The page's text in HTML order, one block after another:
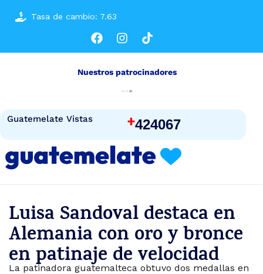
Tasa de cambio: 7.63
Guatemelate Vistas +424067
Nuestros patrocinadores
Luisa Sandoval destaca en
Alemania con oro y bronce
en patinaje de velocidad
La patinadora guatemalteca obtuvo dos medallas en